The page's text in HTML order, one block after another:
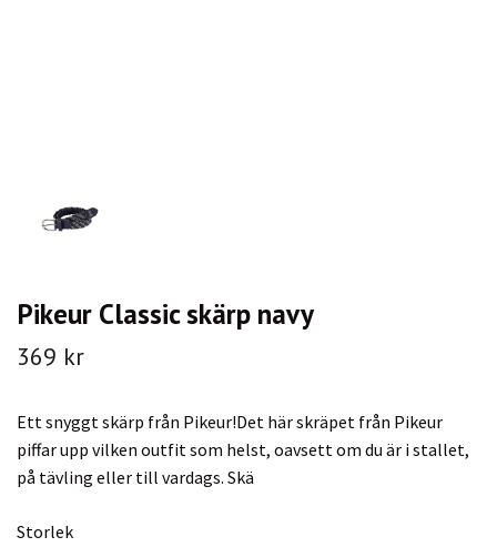
Pikeur Classic skärp navy
369 kr
Ett snyggt skärp från Pikeur!Det här skräpet från Pikeur
piffar upp vilken outfit som helst, oavsett om du är i stallet,
på tävling eller till vardags. Skä
Storlek